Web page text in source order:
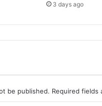
3 days ago
be published. Required fields